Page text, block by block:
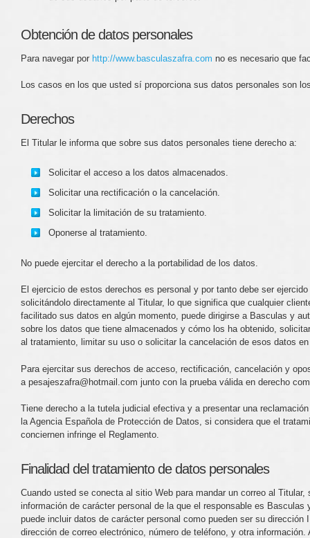
Obtención de datos personales
Para navegar por http://www.basculaszafra.com no es necesario que
Los casos en los que usted sí proporciona sus datos personales son
Derechos
El Titular le informa que sobre sus datos personales tiene derecho a:
Solicitar el acceso a los datos almacenados.
Solicitar una rectificación o la cancelación.
Solicitar la limitación de su tratamiento.
Oponerse al tratamiento.
No puede ejercitar el derecho a la portabilidad de los datos.
El ejercicio de estos derechos es personal y por tanto debe ser
solicitándolo directamente al Titular, lo que significa que cualquier
facilitado sus datos en algún momento, puede dirigirse a Basculas y
sobre los datos que tiene almacenados y cómo los ha obtenido,
al tratamiento, limitar su uso o solicitar la cancelación de esos datos
Para ejercitar sus derechos de acceso, rectificación, cancelación y
a pesajeszafra@hotmail.com junto con la prueba válida en derecho
Tiene derecho a la tutela judicial efectiva y a presentar una
la Agencia Española de Protección de Datos, si considera que el
conciernen infringe el Reglamento.
Finalidad del tratamiento de datos personales
Cuando usted se conecta al sitio Web para mandar un correo al
información de carácter personal de la que el responsable es
puede incluir datos de carácter personal como pueden ser su
dirección de correo electrónico, número de teléfono, y otra